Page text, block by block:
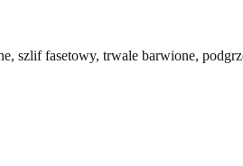
szlif fasetowy, trwale barwione,